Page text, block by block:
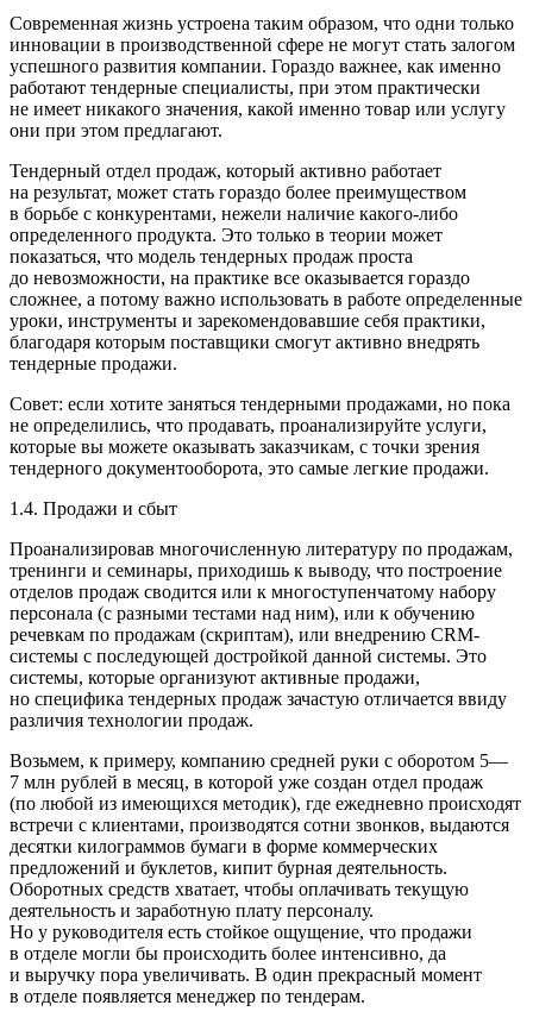
Современная жизнь устроена таким образом, что одни только
инновации в производственной сфере не могут стать залогом
успешного развития компании. Гораздо важнее, как именно
работают тендерные специалисты, при этом практически
не имеет никакого значения, какой именно товар или услугу
они при этом предлагают.
Тендерный отдел продаж, который активно работа­ет
на результат, может стать гораздо более преимуще­ством
в борьбе с конкурентами, нежели наличие како­го-либо
определенного продукта. Это только в теории может
показаться, что модель тендерных продаж проста
до невозможности, на практике все оказывается гораздо
сложнее, а потому важно использовать в работе опреде­ленные
уроки, инструменты и зарекомендовавшие себя практики,
благодаря которым поставщики смогут актив­но внедрять
тендерные продажи.
Совет: если хотите заняться тендерными продажами, но пока
не определились, что продавать, проанализи­руйте услуги,
которые вы можете оказывать заказчикам, с точки зрения
тендерного документооборота, это самые легкие продажи.
1.4. Продажи и сбыт
Проанализировав многочисленную литературу по про­дажам,
тренинги и семинары, приходишь к выводу, что построение
отделов продаж сводится или к многосту­пенчатому набору
персонала (с разными тестами над ним), или к обучению
речевкам по продажам (скриптам), или вне­дрению CRM-
системы с последующей достройкой данной системы. Это
системы, которые организуют активные про­дажи,
но специфика тендерных продаж зачастую отличает­ся ввиду
различия технологии продаж.
Возьмем, к примеру, компанию средней руки с оборо­том 5—
7 млн рублей в месяц, в которой уже создан отдел продаж
(по любой из имеющихся методик), где ежеднев­но происходят
встречи с клиентами, производятся сотни звонков, выдаются
десятки килограммов бумаги в фор­ме коммерческих
предложений и буклетов, кипит бур­ная деятельность.
Оборотных средств хватает, чтобы оплачивать текущую
деятельность и заработную плату персоналу.
Но у руководителя есть стойкое ощущение, что продажи
в отделе могли бы происходить более интен­сивно, да
и выручку пора увеличивать. В один прекра­сный момент
в отделе появляется менеджер по тендерам.